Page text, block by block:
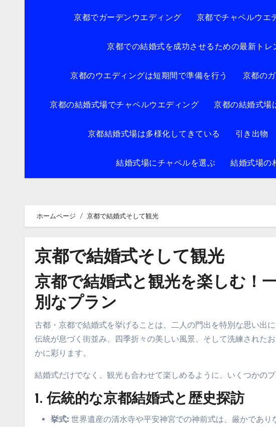
京都でガーデンウエディング 京都でチャペルウエ
京都での結婚式を成功させるための最新トレ
京都のウエディングは短期間で準備を行う 京都の
京都の結婚式場でチャペルウエディング 京都の結婚式場
京都結婚式場は多様化してきている 引き出物
結婚式場にチャペルを選ぶ 結婚式場の
ホームページ 京都で結婚式そして観光
京都で結婚式そして観光
京都で結婚式と観光を楽しむ！
別なプラン
古都・京都で結婚式を挙げることは、二人の門出を特別な思い出
伝統が息づく街並み、四季折々の美しい風景、そして洗練された
かに彩ります。
結婚式だけでなく、観光も合わせて楽しめるように、いくつかのプ
1.伝統的な京都結婚式と歴史探訪
挙式: 世界遺産の清水寺や平安神宮での神前式は、厳かであ